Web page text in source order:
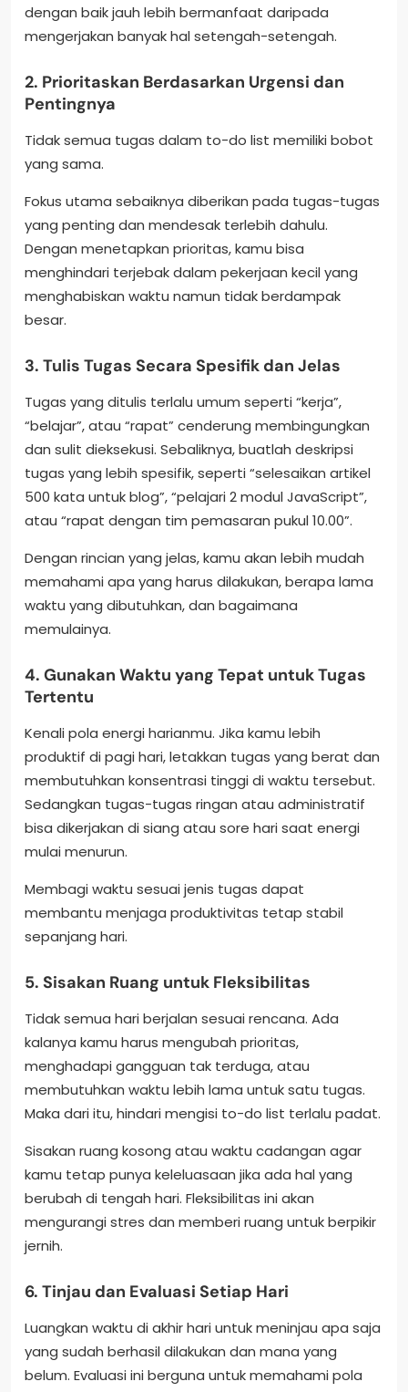
dengan baik jauh lebih bermanfaat daripada
mengerjakan banyak hal setengah-setengah.
2. Prioritaskan Berdasarkan Urgensi dan
Pentingnya
Tidak semua tugas dalam to-do list memiliki bobot
yang sama.
Fokus utama sebaiknya diberikan pada tugas-tugas
yang penting dan mendesak terlebih dahulu.
Dengan menetapkan prioritas, kamu bisa
menghindari terjebak dalam pekerjaan kecil yang
menghabiskan waktu namun tidak berdampak
besar.
3. Tulis Tugas Secara Spesifik dan Jelas
Tugas yang ditulis terlalu umum seperti “kerja”,
“belajar”, atau “rapat” cenderung membingungkan
dan sulit dieksekusi. Sebaliknya, buatlah deskripsi
tugas yang lebih spesifik, seperti “selesaikan artikel
500 kata untuk blog”, “pelajari 2 modul JavaScript”,
atau “rapat dengan tim pemasaran pukul 10.00”.
Dengan rincian yang jelas, kamu akan lebih mudah
memahami apa yang harus dilakukan, berapa lama
waktu yang dibutuhkan, dan bagaimana
memulainya.
4. Gunakan Waktu yang Tepat untuk Tugas
Tertentu
Kenali pola energi harianmu. Jika kamu lebih
produktif di pagi hari, letakkan tugas yang berat dan
membutuhkan konsentrasi tinggi di waktu tersebut.
Sedangkan tugas-tugas ringan atau administratif
bisa dikerjakan di siang atau sore hari saat energi
mulai menurun.
Membagi waktu sesuai jenis tugas dapat
membantu menjaga produktivitas tetap stabil
sepanjang hari.
5. Sisakan Ruang untuk Fleksibilitas
Tidak semua hari berjalan sesuai rencana. Ada
kalanya kamu harus mengubah prioritas,
menghadapi gangguan tak terduga, atau
membutuhkan waktu lebih lama untuk satu tugas.
Maka dari itu, hindari mengisi to-do list terlalu padat.
Sisakan ruang kosong atau waktu cadangan agar
kamu tetap punya keleluasaan jika ada hal yang
berubah di tengah hari. Fleksibilitas ini akan
mengurangi stres dan memberi ruang untuk berpikir
jernih.
6. Tinjau dan Evaluasi Setiap Hari
Luangkan waktu di akhir hari untuk meninjau apa saja
yang sudah berhasil dilakukan dan mana yang
belum. Evaluasi ini berguna untuk memahami pola